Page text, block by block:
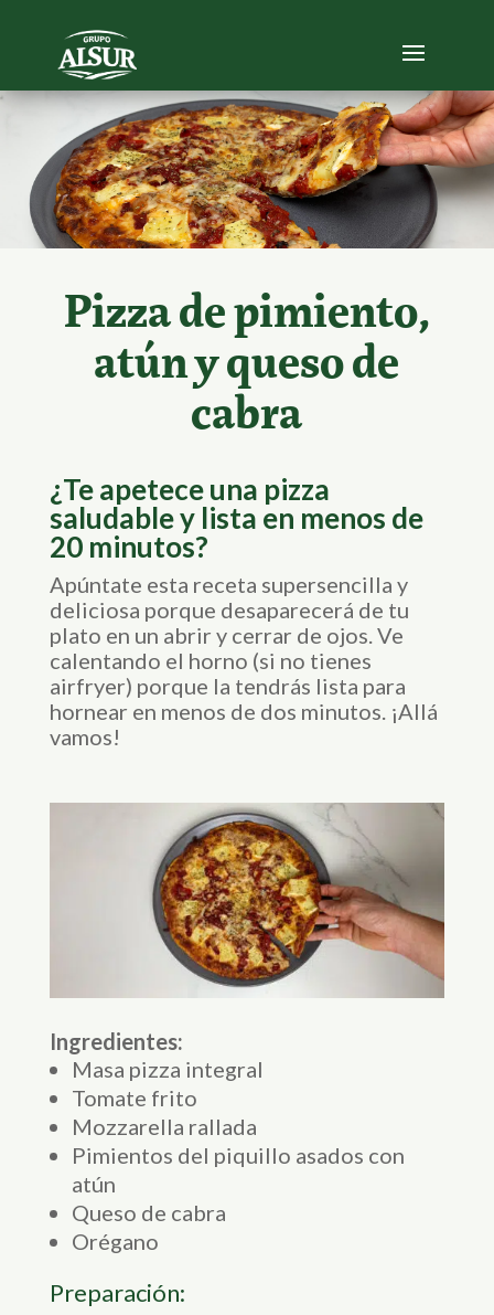
Pizza de pimiento,
atún y queso de
cabra
¿Te apetece una pizza
saludable y lista en menos de
20 minutos?
Apúntate esta receta supersencilla y
deliciosa porque desaparecerá de tu
plato en un abrir y cerrar de ojos. Ve
calentando el horno (si no tienes
airfryer) porque la tendrás lista para
hornear en menos de dos minutos. ¡Allá
vamos!
Ingredientes:
Masa pizza integral
Tomate frito
Mozzarella rallada
Pimientos del piquillo asados con
atún
Queso de cabra
Orégano
Preparación: